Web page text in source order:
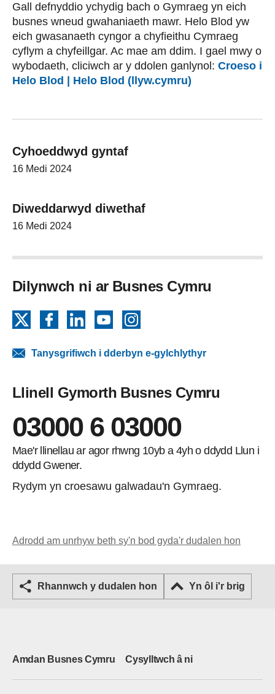
Gall defnyddio ychydig bach o Gymraeg yn eich
busnes wneud gwahaniaeth mawr. Helo Blod yw
eich gwasanaeth cyngor a chyfieithu Cymraeg
cyflym a chyfeillgar. Ac mae am ddim. I gael mwy o
wybodaeth, cliciwch ar y ddolen ganlynol: Croeso i
Helo Blod | Helo Blod (llyw.cymru)
Cyhoeddwyd gyntaf
16 Medi 2024
Diweddarwyd diwethaf
16 Medi 2024
Dilynwch ni ar Busnes Cymru
FacebookLinkedInYouTube
Tanysgrifiwch i dderbyn e-gylchlythyr
Llinell Gymorth Busnes Cymru
03000 6 03000
Mae'r llinellau ar agor rhwng 10yb a 4yh o ddydd Llun i
ddydd Gwener.
Rydym yn croesawu galwadau'n Gymraeg.
Adrodd am unrhyw beth sy'n bod gyda'r dudalen hon
Rhannwch y dudalen hon Yn ôl i'r brig
Amdan Busnes Cymru Cysylltwch â ni